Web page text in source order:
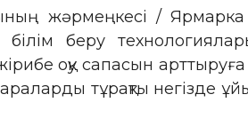
жәрмеңкесі / Ярмарка
беру
оқу сапасын
тұрақты